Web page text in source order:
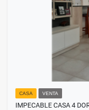
CASA VENTA
IMPECABLE CASA 4